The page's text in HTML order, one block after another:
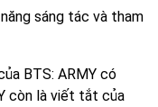
sáng tác và tham
BTS: ARMY có
còn là viết tắt của